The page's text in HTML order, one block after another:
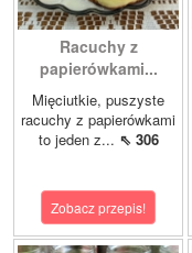
Racuchy z
papierówkami...
Mięciutkie, puszyste
racuchy z papierówkami
to jeden z... ⇖ 306
Zobacz przepis!